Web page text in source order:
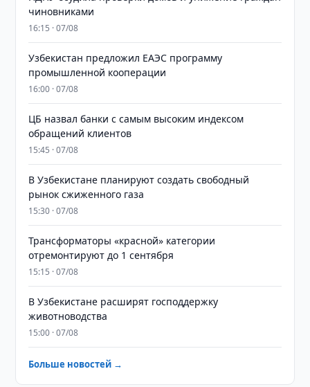
чиновниками
16:15 · 07/08
Узбекистан предложил ЕАЭС программу
промышленной кооперации
16:00 · 07/08
ЦБ назвал банки с самым высоким индексом
обращений клиентов
15:45 · 07/08
В Узбекистане планируют создать свободный
рынок сжиженного газа
15:30 · 07/08
Трансформаторы «красной» категории
отремонтируют до 1 сентября
15:15 · 07/08
В Узбекистане расширят господдержку
животноводства
15:00 · 07/08
Больше новостей →